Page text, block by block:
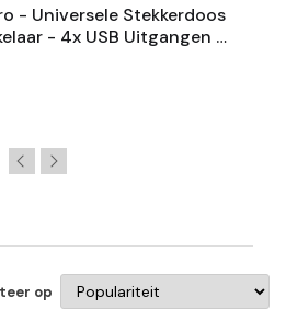
- Universele Stekkerdoos
- 4x USB Uitgangen –
op